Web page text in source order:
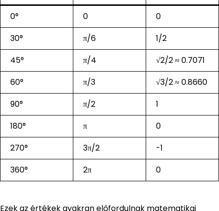
0° 0
0
30°
π/6
1/2
45°
π/4
√2/2 ≈ 0.7071
60°
π/3
√3/2 ≈ 0.8660
90°
π/2
1
180°
π
0
270°
3π/2
-1
360°
2π 0
Ezek az értékek gyakran előfordulnak matematikai